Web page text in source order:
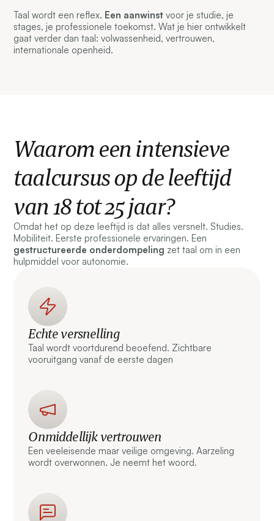
Taal wordt een reflex. Een aanwinst voor je studie, je
stages, je professionele toekomst. Wat je hier ontwikkelt
gaat verder dan taal: volwassenheid, vertrouwen,
internationale openheid.
Waarom een intensieve
taalcursus op de leeftijd
van 18 tot 25 jaar?
Omdat het op deze leeftijd is dat alles versnelt. Studies.
Mobiliteit. Eerste professionele ervaringen. Een
gestructureerde onderdompeling zet taal om in een
hulpmiddel voor autonomie.
Echte versnelling
Taal wordt voortdurend beoefend. Zichtbare
vooruitgang vanaf de eerste dagen
Onmiddellijk vertrouwen
Een veeleisende maar veilige omgeving. Aarzeling
wordt overwonnen. Je neemt het woord.